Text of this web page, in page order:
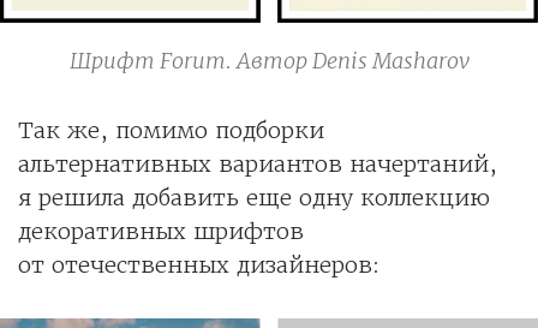
Шрифт Forum. Автор Denis Masharov
Так же, помимо подборки
альтернативных вариантов начертаний,
я решила добавить еще одну коллекцию
декоративных шрифтов
от отечественных дизайнеров: